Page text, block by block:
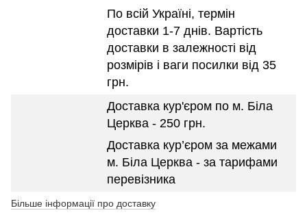
По всій Україні, термін
доставки 1-7 днів. Вартість
доставки в залежності від
розмірів і ваги посилки від 35
грн.
Доставка кур'єром по м. Біла
Церква - 250 грн.
Доставка кур’єром за межами
м. Біла Церква - за тарифами
перевізника
Більше інформації про доставку